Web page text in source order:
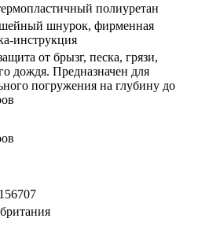
полиуретан
шнурок, фирменная
инструкция
от брызг, песка, грязи,
дождя. Предназначен для
погружения на глубину до